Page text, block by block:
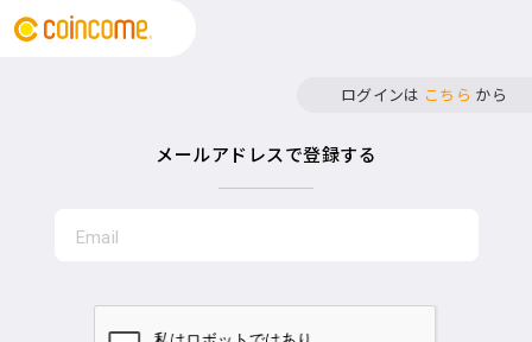
ログインは こちら から
メールアドレスで登録する